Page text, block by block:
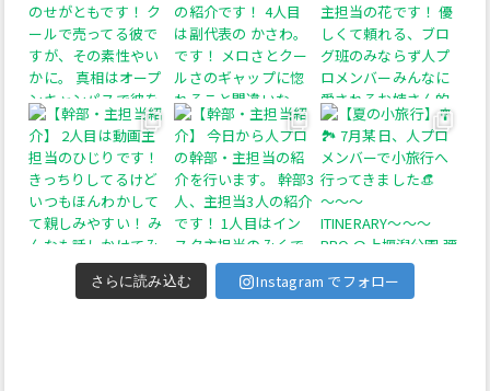
さらに読み込む Instagram でフォロー